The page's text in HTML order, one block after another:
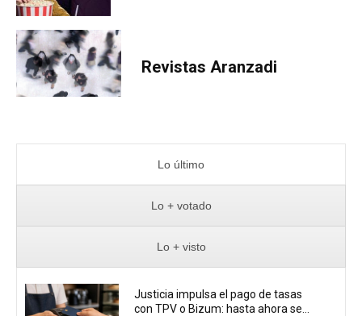
Revistas Aranzadi
Lo último
Lo + votado
Lo + visto
Justicia impulsa el pago de tasas
con TPV o Bizum: hasta ahora se...